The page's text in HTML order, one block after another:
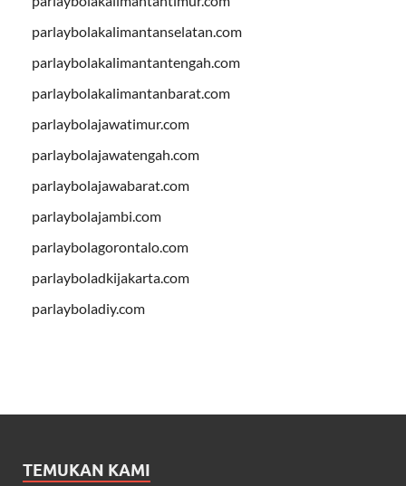
parlaybolakalimantanselatan.com
parlaybolakalimantantengah.com
parlaybolakalimantanbarat.com
parlaybolajawatimur.com
parlaybolajawatengah.com
parlaybolajawabarat.com
parlaybolajambi.com
parlaybolagorontalo.com
parlayboladkijakarta.com
parlayboladiy.com
TEMUKAN KAMI